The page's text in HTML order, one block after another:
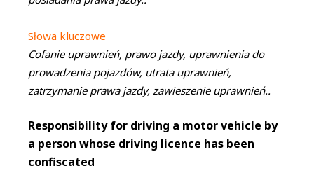
Słowa kluczowe
Cofanie uprawnień, prawo jazdy, uprawnienia do
prowadzenia pojazdów, utrata uprawnień,
zatrzymanie prawa jazdy, zawieszenie uprawnień..
Responsibility for driving a motor vehicle by
a person whose driving licence has been
confiscated